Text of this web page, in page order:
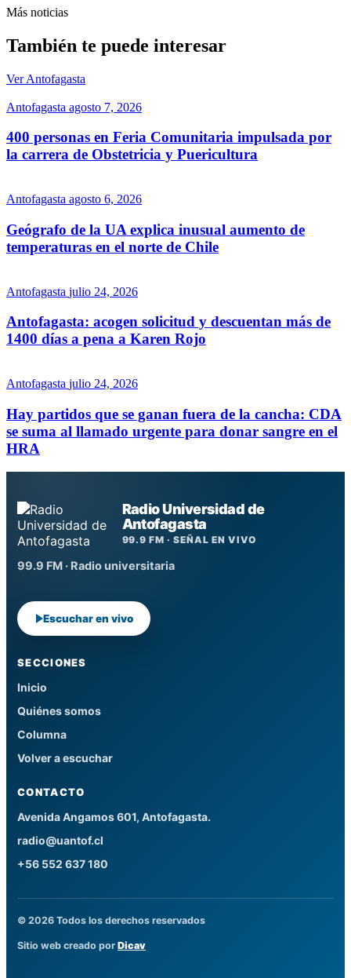
Más noticias
También te puede interesar
Ver Antofagasta
Antofagasta agosto 7, 2026
400 personas en Feria Comunitaria impulsada por
la carrera de Obstetricia y Puericultura
Antofagasta agosto 6, 2026
Geógrafo de la UA explica inusual aumento de
temperaturas en el norte de Chile
Antofagasta julio 24, 2026
Antofagasta: acogen solicitud y descuentan más de
1400 días a pena a Karen Rojo
Antofagasta julio 24, 2026
Hay partidos que se ganan fuera de la cancha: CDA
se suma al llamado urgente para donar sangre en el
HRA
Radio Universidad de
Antofagasta
99.9 FM · SEÑAL EN VIVO
99.9 FM · Radio universitaria
Escuchar en vivo
SECCIONES
Inicio
Quiénes somos
Columna
Volver a escuchar
CONTACTO
Avenida Angamos 601, Antofagasta.
radio@uantof.cl
+56 552 637 180
© 2026 Todos los derechos reservados
Sitio web creado por Dicav